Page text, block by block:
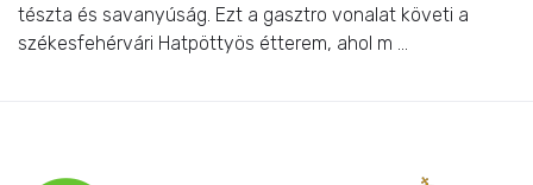
tészta és savanyúság. Ezt a gasztro vonalat követi a
székesfehérvári Hatpöttyös étterem, ahol m ...